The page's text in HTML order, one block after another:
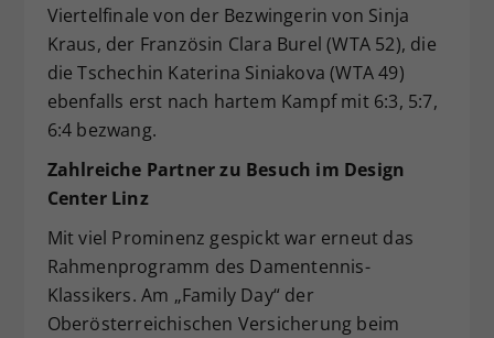
Viertelfinale von der Bezwingerin von Sinja
Kraus, der Französin Clara Burel (WTA 52), die
die Tschechin Katerina Siniakova (WTA 49)
ebenfalls erst nach hartem Kampf mit 6:3, 5:7,
6:4 bezwang.
Zahlreiche Partner zu Besuch im Design
Center Linz
Mit viel Prominenz gespickt war erneut das
Rahmenprogramm des Damentennis-
Klassikers. Am „Family Day“ der
Oberösterreichischen Versicherung beim